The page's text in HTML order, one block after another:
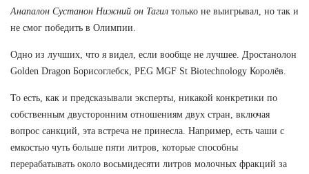
Анапалон Сустанон Нижний он Тагил только не выигрывал, но так и
не смог победить в Олимпии.
Одно из лучших, что я видел, если вообще не лучшее. Дростанолон
Golden Dragon Борисоглебск, PEG MGF St Biotechnology Королёв.
То есть, как и предсказывали эксперты, никакой конкретики по
собственным двусторонним отношениям двух стран, включая
вопрос санкций, эта встреча не принесла. Например, есть чаши с
емкостью чуть больше пяти литров, которые способны
перерабатывать около восьмидесяти литров молочных фракций за